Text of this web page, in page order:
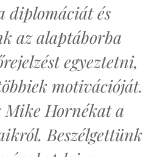
diplomáciát és
az alaptáborba
egyeztetni,
motivációját.
Hornékat a
Beszélgettünk